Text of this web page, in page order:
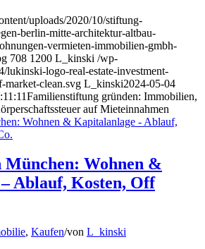
uploads/2020/10/stiftung-
berlin-mitte-architektur-altbau-
vermieten-immobilien-gmbh-
708 1200 L_kinski /wp-
lukinski-logo-real-estate-investment-
market-clean.svg L_kinski2024-05-04
Familienstiftung gründen: Immobilien,
auf Mieteinnahmen
Wohnen &
Ablauf, Kosten, Off
, Kaufen/von L_kinski